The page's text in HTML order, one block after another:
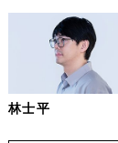
林士平